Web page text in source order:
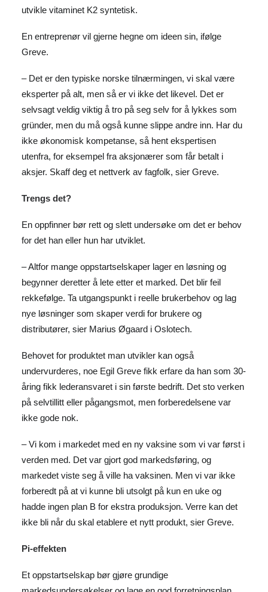
utvikle vitaminet K2 syntetisk.
En entreprenør vil gjerne hegne om ideen sin, ifølge
Greve.
– Det er den typiske norske tilnærmingen, vi skal være
eksperter på alt, men så er vi ikke det likevel. Det er
selvsagt veldig viktig å tro på seg selv for å lykkes som
gründer, men du må også kunne slippe andre inn. Har du
ikke økonomisk kompetanse, så hent ekspertisen
utenfra, for eksempel fra aksjonærer som får betalt i
aksjer. Skaff deg et nettverk av fagfolk, sier Greve.
Trengs det?
En oppfinner bør rett og slett undersøke om det er behov
for det han eller hun har utviklet.
– Altfor mange oppstartselskaper lager en løsning og
begynner deretter å lete etter et marked. Det blir feil
rekkefølge. Ta utgangspunkt i reelle brukerbehov og lag
nye løsninger som skaper verdi for brukere og
distributører, sier Marius Øgaard i Oslotech.
Behovet for produktet man utvikler kan også
undervurderes, noe Egil Greve fikk erfare da han som 30-
åring fikk lederansvaret i sin første bedrift. Det sto verken
på selvtillitt eller pågangsmot, men forberedelsene var
ikke gode nok.
– Vi kom i markedet med en ny vaksine som vi var først i
verden med. Det var gjort god markedsføring, og
markedet viste seg å ville ha vaksinen. Men vi var ikke
forberedt på at vi kunne bli utsolgt på kun en uke og
hadde ingen plan B for ekstra produksjon. Verre kan det
ikke bli når du skal etablere et nytt produkt, sier Greve.
Pi-effekten
Et oppstartselskap bør gjøre grundige